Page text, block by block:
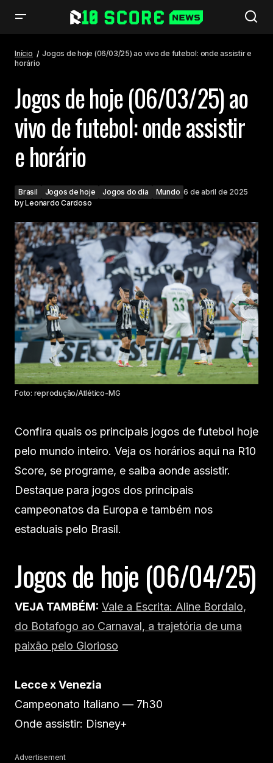
Início
Jogos de hoje (06/03/25) ao vivo de futebol: onde assistir e
horário
Jogos de hoje (06/03/25) ao
vivo de futebol: onde assistir
e horário
Brasil Jogos de hoje Jogos do dia Mundo 6 de abril de 2025
byLeonardo Cardoso
Foto: reprodução/Atlético-MG
Confira quais os principais jogos de futebol hoje
pelo mundo inteiro. Veja os horários aqui na R10
Score, se programe, e saiba aonde assistir.
Destaque para jogos dos principais
campeonatos da Europa e também nos
estaduais pelo Brasil.
Jogos de hoje (06/04/25)
VEJA TAMBÉM: Vale a Escrita: Aline Bordalo,
do Botafogo ao Carnaval, a trajetória de uma
paixão pelo Glorioso
Lecce x Venezia
Campeonato Italiano — 7h30
Onde assistir: Disney+
Advertisement